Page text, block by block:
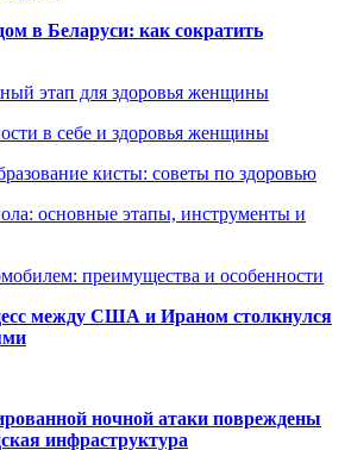
в Беларуси: как сократить
этап для здоровья женщины
в себе и здоровья женщины
кисты: советы по здоровью
основные этапы, инструменты и
преимущества и особенности
между США и Ираном столкнулся
ночной атаки повреждены
инфраструктура